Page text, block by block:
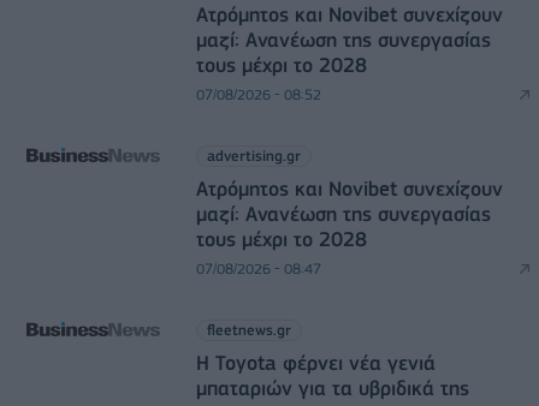
Ατρόμητος και Novibet συνεχίζουν
μαζί: Ανανέωση της συνεργασίας
τους μέχρι το 2028
07/08/2026 - 08:52
advertising.gr
Ατρόμητος και Novibet συνεχίζουν
μαζί: Ανανέωση της συνεργασίας
τους μέχρι το 2028
07/08/2026 - 08:47
fleetnews.gr
Η Toyota φέρνει νέα γενιά
μπαταριών για τα υβριδικά της